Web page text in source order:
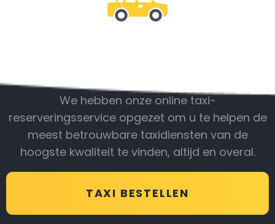
We hebben onze online taxi-
reserveringsservice opgezet om u te helpen de
meest betrouwbare taxidiensten van de
hoogste kwaliteit te vinden, altijd en overal.
TAXI BESTELLEN